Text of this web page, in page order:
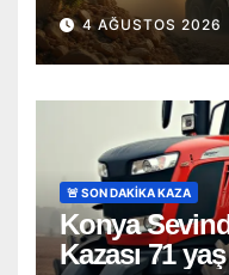
4 AĞUSTOS 2026
🚨 SON DAKİKA KAZA
Konya
Kazası 71